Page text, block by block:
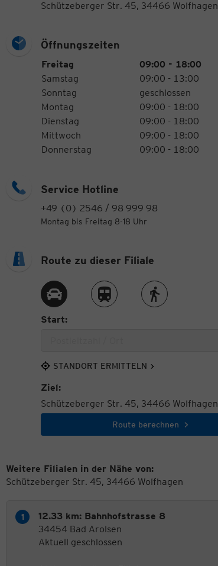
Schützeberger Str. 45, 34466 Wolfhagen
Öffnungszeiten
Öffnungszeiten
Wochentag
Freitag
09:00 - 18:00
Samstag
09:00 - 13:00
Sonntag
geschlossen
Montag
09:00 - 18:00
Dienstag
09:00 - 18:00
Mittwoch
09:00 - 18:00
Donnerstag
09:00 - 18:00
Service Hotline
+49 (0) 2546 / 98 999 98
Montag bis Freitag 8-18 Uhr
Route zu dieser Filiale
Route per AutoRoute per ZugRoute zu Fuß
Start:
STANDORT ERMITTELN
Ziel:
Schützeberger Str. 45, 34466 Wolfhagen
Route berechnen
Weitere Filialen in der Nähe von:
Schützeberger Str. 45, 34466 Wolfhagen
12.33 km: Bahnhofstrasse 8
34454 Bad Arolsen
Aktuell geschlossen